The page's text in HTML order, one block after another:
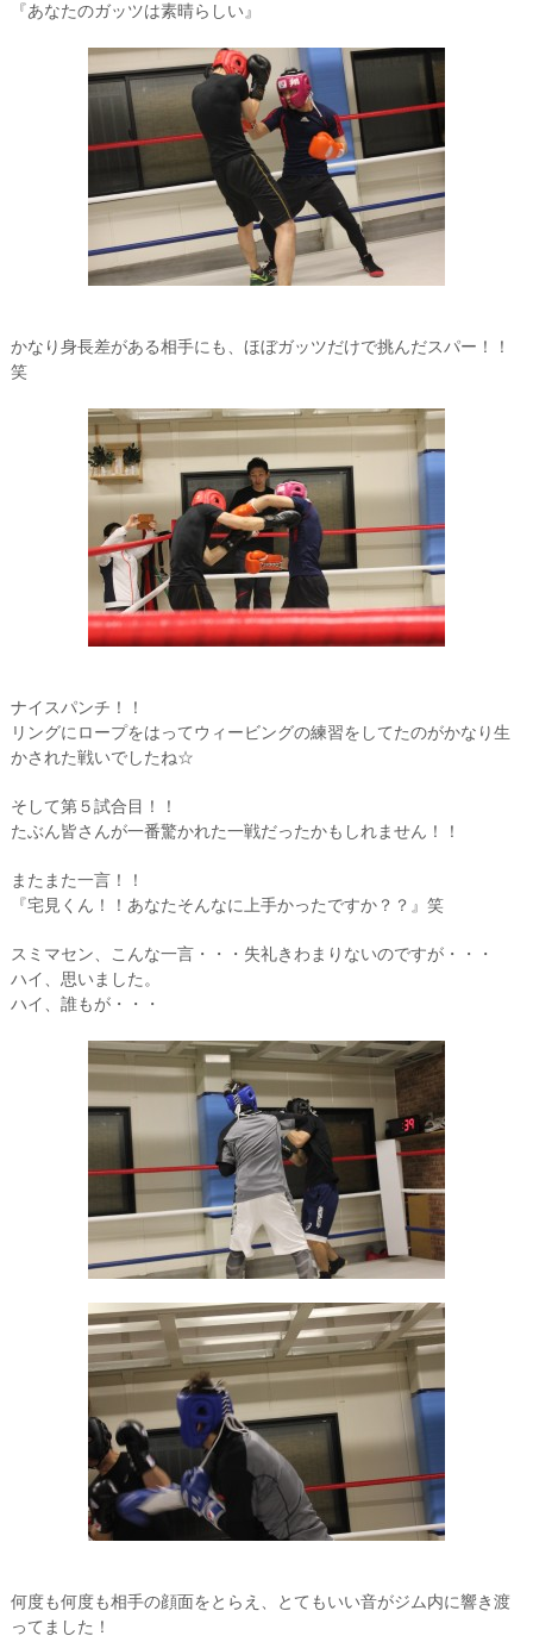
『あなたのガッツは素晴らしい』
かなり身長差がある相手にも、ほぼガッツだけで挑んだスパー！！
笑
ナイスパンチ！！
リングにロープをはってウィービングの練習をしてたのがかなり生
かされた戦いでしたね☆
そして第５試合目！！
たぶん皆さんが一番驚かれた一戦だったかもしれません！！
またまた一言！！
『宅見くん！！あなたそんなに上手かったですか？？』笑
スミマセン、こんな一言・・・失礼きわまりないのですが・・・
ハイ、思いました。
ハイ、誰もが・・・
何度も何度も相手の顔面をとらえ、とてもいい音がジム内に響き渡
ってました！